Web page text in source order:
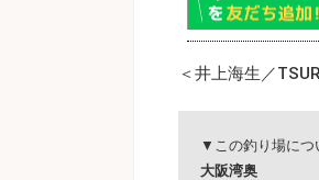
＜井上海生／
▼この釣り場につ
大阪湾奥